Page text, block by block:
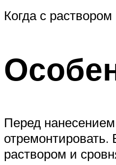
Когда с
Перед нанесением
раствором и